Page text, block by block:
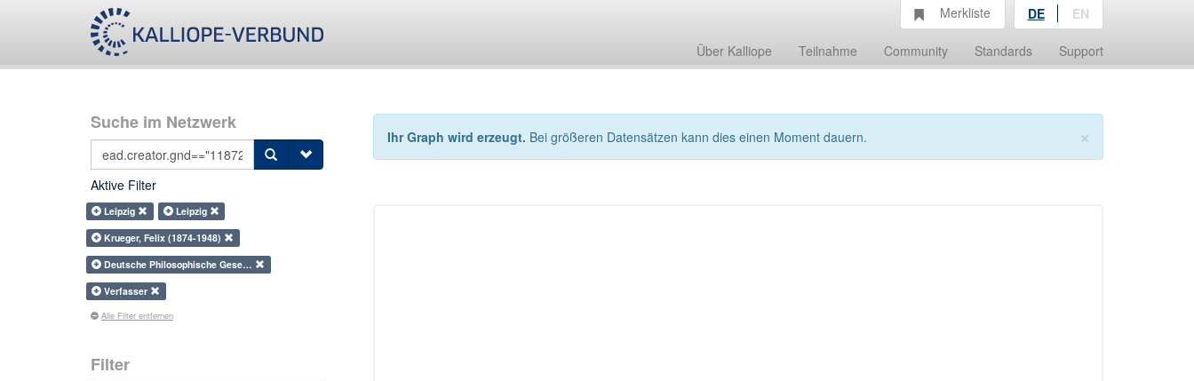
Über Kalliope Teilnahme Community Standards Support
Merkliste DE EN
Suche im Netzwerk
Aktive Filter
Leipzig
Leipzig
Krueger, Felix (1874-1948)
Deutsche Philosophische Gese…
Verfasser
Alle Filter entfernen
Filter
×
Ihr Graph wird erzeugt. Bei größeren Datensätzen kann dies einen Moment dauern.